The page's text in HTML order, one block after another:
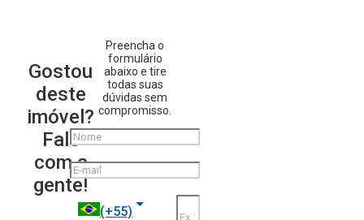
Gostou
deste
imóvel?
Fale
com a
gente!
Preencha o
formulário
abaixo e tire
todas suas
dúvidas sem
compromisso.
Nome
E-mail
Telefone
(+55)